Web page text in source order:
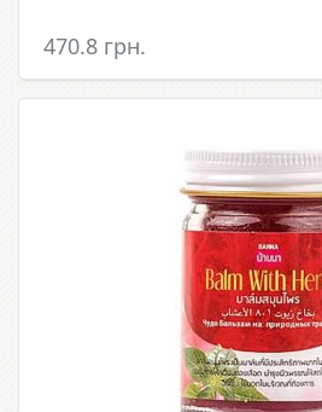
470.8 грн.